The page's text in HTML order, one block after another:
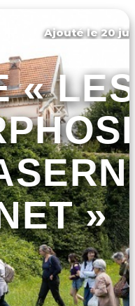
Ajouté le 20
« LES
»